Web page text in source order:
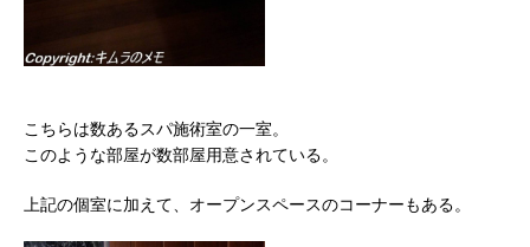
こちらは数あるスパ施術室の一室。
このような部屋が数部屋用意されている。
上記の個室に加えて、オープンスペースのコーナーもある。